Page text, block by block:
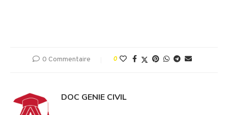
0 Commentaire 0
DOC GENIE CIVIL